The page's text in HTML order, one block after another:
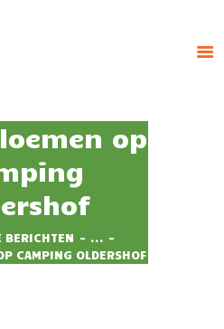
op
BERICHTEN
...
CAMPING OLDERSHOF